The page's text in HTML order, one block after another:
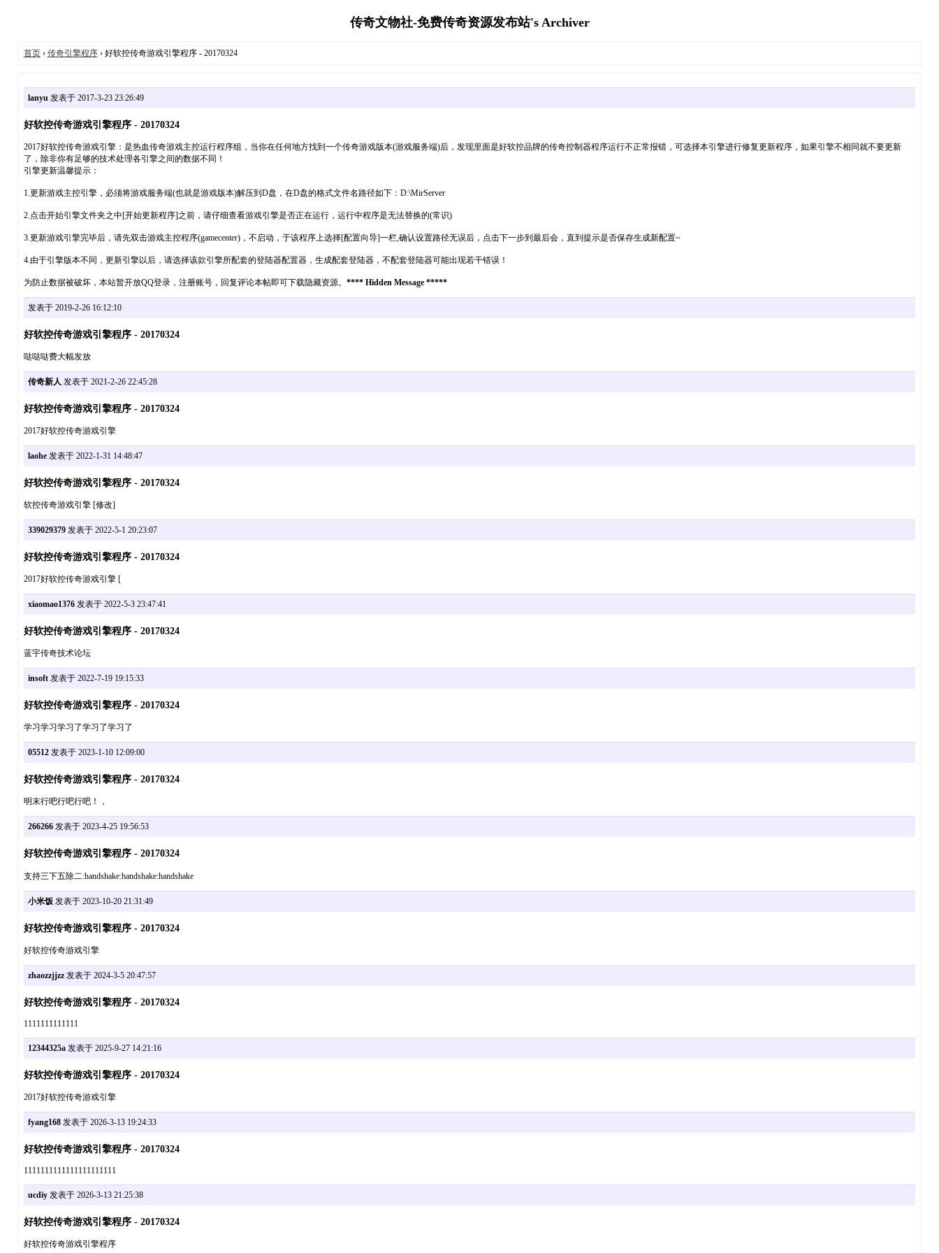
传奇文物社-免费传奇资源发布站's Archiver
首页› 传奇引擎程序› 好软控传奇游戏引擎程序 - 20170324
lanyu发表于 2017-3-23 23:26:49
好软控传奇游戏引擎程序 - 20170324
2017好软控传奇游戏引擎：是热血传奇游戏主控运行程序组，当你在任何地方找到一个传奇游戏版本(游戏服务端)后，发现里面是好软控品牌的传奇控制器程序运行不正常报错，可选择本引擎进行修复更新程序，如果引擎不相同就不要更新
了，除非你有足够的技术处理各引擎之间的数据不同！
引擎更新温馨提示：
1.更新游戏主控引擎，必须将游戏服务端(也就是游戏版本)解压到D盘，在D盘的格式文件名路径如下：D:\MirServer
2.点击开始引擎文件夹之中[开始更新程序]之前，请仔细查看游戏引擎是否正在运行，运行中程序是无法替换的(常识)
3.更新游戏引擎完毕后，请先双击游戏主控程序(gamecenter)，不启动，于该程序上选择[配置向导]一栏,确认设置路径无误后，点击下一步到最后会，直到提示是否保存生成新配置~
4.由于引擎版本不同，更新引擎以后，请选择该款引擎所配套的登陆器配置器，生成配套登陆器，不配套登陆器可能出现若干错误！
为防止数据被破坏，本站暂开放QQ登录，注册账号，回复评论本帖即可下载隐藏资源。 **** Hidden Message *****
发表于 2019-2-26 16:12:10
好软控传奇游戏引擎程序 - 20170324
哒哒哒费大幅发放
传奇新人 发表于 2021-2-26 22:45:28
好软控传奇游戏引擎程序 - 20170324
2017好软控传奇游戏引擎
laohe发表于 2022-1-31 14:48:47
好软控传奇游戏引擎程序 - 20170324
软控传奇游戏引擎 [修改]
339029379发表于 2022-5-1 20:23:07
好软控传奇游戏引擎程序 - 20170324
2017好软控传奇游戏引擎 [
xiaomao1376发表于 2022-5-3 23:47:41
好软控传奇游戏引擎程序 - 20170324
蓝宇传奇技术论坛
insoft发表于 2022-7-19 19:15:33
好软控传奇游戏引擎程序 - 20170324
学习学习学习了学习了学习了
05512发表于 2023-1-10 12:09:00
好软控传奇游戏引擎程序 - 20170324
明末行吧行吧行吧！，
266266发表于 2023-4-25 19:56:53
好软控传奇游戏引擎程序 - 20170324
支持三下五除二:handshake:handshake:handshake
小米饭发表于 2023-10-20 21:31:49
好软控传奇游戏引擎程序 - 20170324
好软控传奇游戏引擎
zhaozzjjzz发表于 2024-3-5 20:47:57
好软控传奇游戏引擎程序 - 20170324
1111111111111
12344325a发表于 2025-9-27 14:21:16
好软控传奇游戏引擎程序 - 20170324
2017好软控传奇游戏引擎
fyang168发表于 2026-3-13 19:24:33
好软控传奇游戏引擎程序 - 20170324
1111111111111111111111
ucdiy发表于 2026-3-13 21:25:38
好软控传奇游戏引擎程序 - 20170324
好软控传奇游戏引擎程序